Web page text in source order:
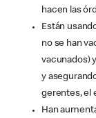
hacen las
Están
no se han
vacunados)
y
gerentes, el
Han